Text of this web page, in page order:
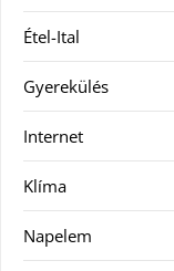
Étel-Ital
Gyerekülés
Internet
Klíma
Napelem